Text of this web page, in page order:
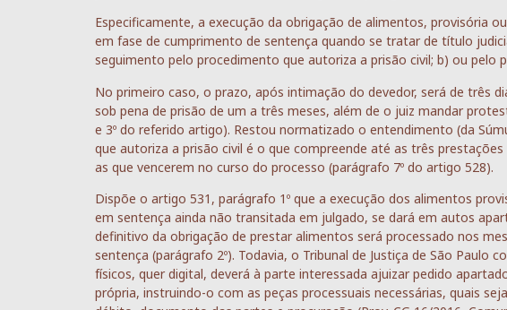
Especificamente, a execução da obrigação de alimentos, provisória
em fase de cumprimento de sentença quando se tratar de título
seguimento pelo procedimento que autoriza a prisão civil; b) ou pelo
No primeiro caso, o prazo, após intimação do devedor, será de três
sob pena de prisão de um a três meses, além de o juiz mandar
e 3º do referido artigo). Restou normatizado o entendimento (da
que autoriza a prisão civil é o que compreende até as três
as que vencerem no curso do processo (parágrafo 7º do artigo 528).
Dispõe o artigo 531, parágrafo 1º que a execução dos alimentos
em sentença ainda não transitada em julgado, se dará em autos
definitivo da obrigação de prestar alimentos será processado nos
sentença (parágrafo 2º). Todavia, o Tribunal de Justiça de São Paulo
físicos, quer digital, deverá à parte interessada ajuizar pedido
própria, instruindo-o com as peças processuais necessárias, quais